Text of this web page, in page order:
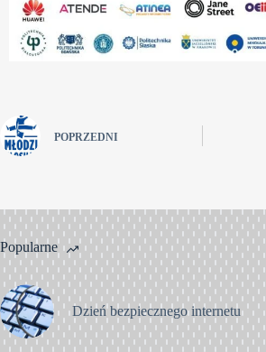
POPRZEDNI
Popularne
Dzień bezpiecznego internetu